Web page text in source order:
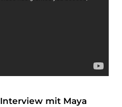
Interview mit Maya